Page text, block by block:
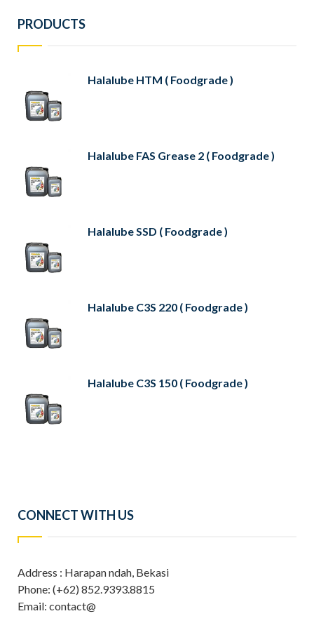
PRODUCTS
Halalube HTM ( Foodgrade )
Halalube FAS Grease 2 ( Foodgrade )
Halalube SSD ( Foodgrade )
Halalube C3S 220 ( Foodgrade )
Halalube C3S 150 ( Foodgrade )
CONNECT WITH US
Address : Harapan ndah, Bekasi
Phone: (+62) 852.9393.8815
Email: contact@